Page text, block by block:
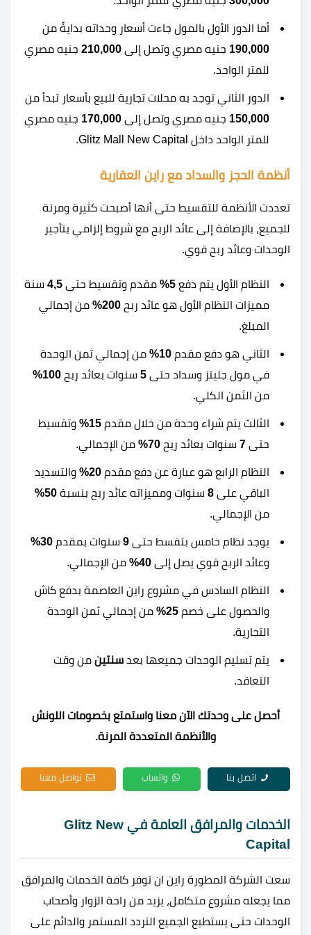
أما الدور الأول بالمول جاءت أسعار وحداته بدايةً من
190,000 جنيه مصري وتصل إلى 210,000 جنيه مصري
للمتر الواحد.
الدور الثاني توجد به محلات تجارية للبيع بأسعار تبدأ من
150,000 جنيه مصري وتصل إلى 170,000 جنيه مصري
للمتر الواحد داخل Glitz Mall New Capital.
أنظمة الحجز والسداد مع راين العقارية
تعددت الأنظمة للتقسيط حتى أنها أصبحت كثيرة ومرنة
للجميع، بالإضافة إلى عائد الربح مع شروط إلزامي بتأجير
الوحدات وعائد ربح قوي.
النظام الأول يتم دفع مقدم وتقسيط حتى 4,5 سنة
مميزات النظام الأول هو عائد ربح 200%
من إجمالي
المبلغ.
الثاني هو دفع مقدم 10%
من إجمالي ثمن الوحدة
في مول جليتز وسداد حتى 5 سنوات بعائد ربح 100%
من الثمن الكلي.
الثالث يتم شراء وحدة من خلال مقدم 15%
وتقسيط
حتى 7 سنوات بعائد ريح 70% من الإجمالي.
النظام الرابع هو عبارة عن دفع مقدم 20%
والتسديد
الباقي على 8 سنوات ومميزاته عائد ربح بنسبة 50%
من الإجمالي.
يوجد نظام خامس بتقسط حتى 9 سنوات بمقدم 30%
وعائد الربح قوي يصل إلى 40% من الإجمالي.
النظام السادس في مشروع راين العاصمة بدفع كاش
والحصول على خصم 25%
من إجمالي ثمن الوحدة
التجارية.
يتم تسليم الوحدات جميعها بعد سنتين من وقت
التعاقد.
أحصل على وحدتك الآن معنا واستمتع بخصومات اللونش
والأنظمة المتعددة المرنة.
اتصل بنا واتساب تواصل معنا
الخدمات والمرافق العامة في Glitz New
Capital
سعت الشركة المطورة راين ان توفر كافة الخدمات والمرافق
مما يجعله مشروع متكامل، يزيد من راحة الزوار وأصحاب
الوحدات حتى يستطيع الجميع التردد المستمر والدائم على